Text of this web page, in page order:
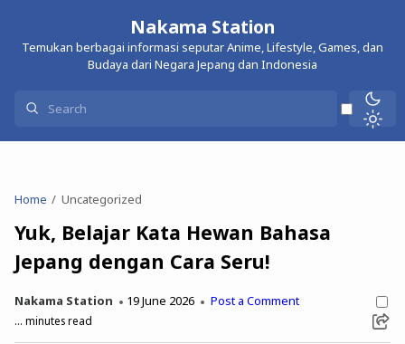
Nakama Station
Temukan berbagai informasi seputar Anime, Lifestyle, Games, dan
Budaya dari Negara Jepang dan Indonesia
Home Uncategorized
Yuk, Belajar Kata Hewan Bahasa
Jepang dengan Cara Seru!
Nakama Station 19 June 2026 Post a Comment
... minutes read